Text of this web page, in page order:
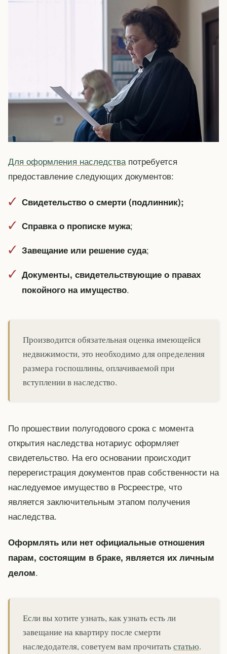
Для оформления наследства потребуется
предоставление следующих документов:
Свидетельство о смерти (подлинник);
Справка о прописке мужа;
Завещание или решение суда;
Документы, свидетельствующие о правах
покойного на имущество.
Производится обязательная оценка имеющейся
недвижимости, это необходимо для определения
размера госпошлины, оплачиваемой при
вступлении в наследство.
По прошествии полугодового срока с момента
открытия наследства нотариус оформляет
свидетельство. На его основании происходит
перерегистрация документов прав собственности на
наследуемое имущество в Росреестре, что
является заключительным этапом получения
наследства.
Оформлять или нет официальные отношения
парам, состоящим в браке, является их личным
делом.
Если вы хотите узнать, как узнать есть ли
завещание на квартиру после смерти
наследодателя, советуем вам прочитатьстатью.